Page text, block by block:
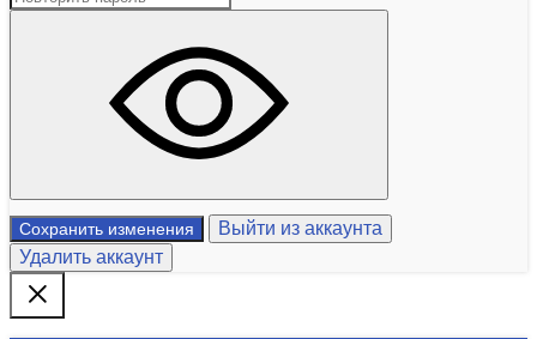
Сохранить изменения
Выйти из аккаунта
Удалить аккаунт